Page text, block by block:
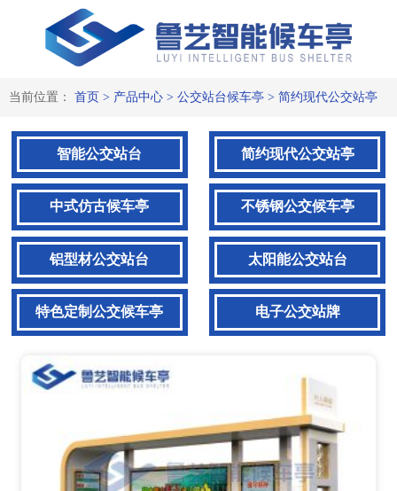
简约现代候车亭-时尚公交站台
候车亭
当前位置： 首页 > 产品中心> 公交站台候车亭> 简约现代公交站亭
智能公交站台 简约现代公交站亭
中式仿古候车亭 不锈钢公交候车亭
铝型材公交站台 太阳能公交站台
特色定制公交候车亭 电子公交站牌